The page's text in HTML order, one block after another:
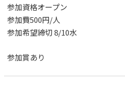
参加資格オープン
参加費500円/人
参加希望締切 8/10水
参加賞あり